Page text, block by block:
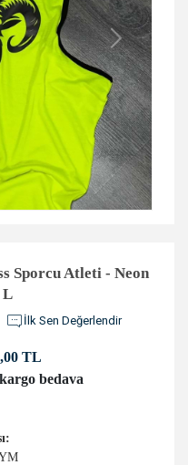
Sporcu Atleti - Neon
L
İlk Sen Değerlendir
TL
bedava